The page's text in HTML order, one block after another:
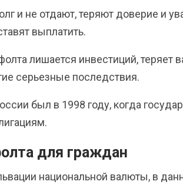
и не отдают, теряют доверие и
выплатить.
лишается инвестиций, теряет
серьезные последствия.
был в 1998 году, когда
для граждан
национальной валюты, в